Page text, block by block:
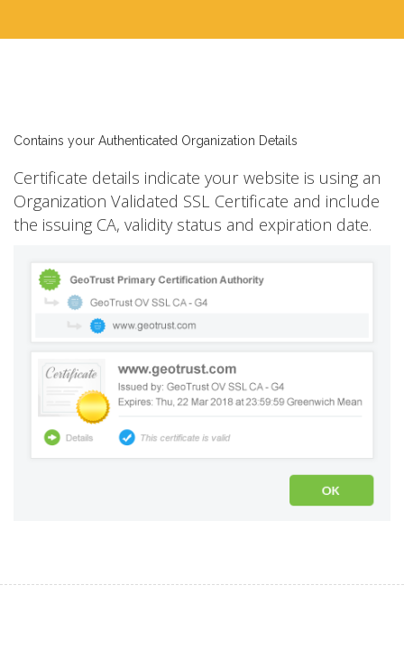
Contains your Authenticated Organization Details
Certificate details indicate your website is using an
Organization Validated SSL Certificate and include
the issuing CA, validity status and expiration date.